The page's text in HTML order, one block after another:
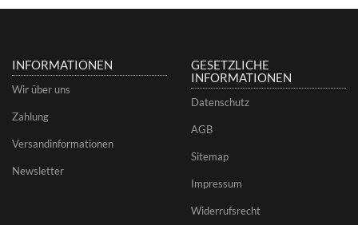
INFORMATIONEN
Wir über uns
Zahlung
Versandinformationen
Newsletter
GESETZLICHE
INFORMATIONEN
Datenschutz
AGB
Sitemap
Impressum
Widerrufsrecht